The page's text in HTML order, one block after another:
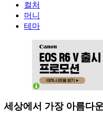
컬처
머니
테마
세상에서 가장 아름다